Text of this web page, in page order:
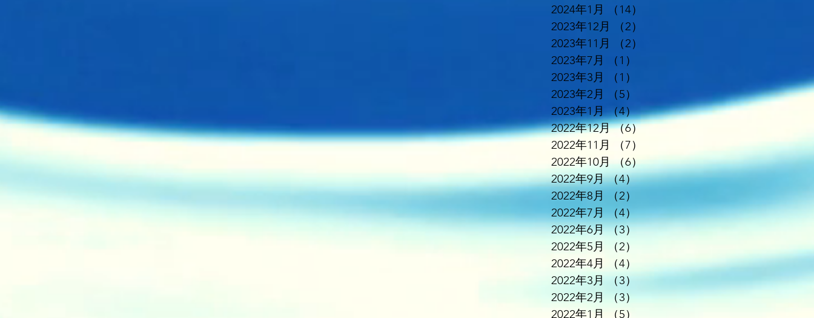
2024年1月
（14）
2023年12月
（2）
2023年11月
（2）
2023年7月
（1）
2023年3月
（1）
2023年2月
（5）
2023年1月 （4）4件の記事
2022年12月 （6）6件の記事
2022年11月
（7）
2022年10月 （6）6件の記事
2022年9月 （4）4件の記事
2022年8月
（2）
2022年7月
（4）4件の記事
2022年6月 （3）3件の記事
2022年5月
（2）
2022年4月
（4）
4件の記事
2022年3月
（3）
2022年2月
（3）
3件の記事
2022年1月
（5）